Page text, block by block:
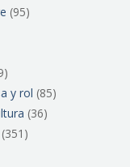
(95)
y rol (85)
(36)
(351)